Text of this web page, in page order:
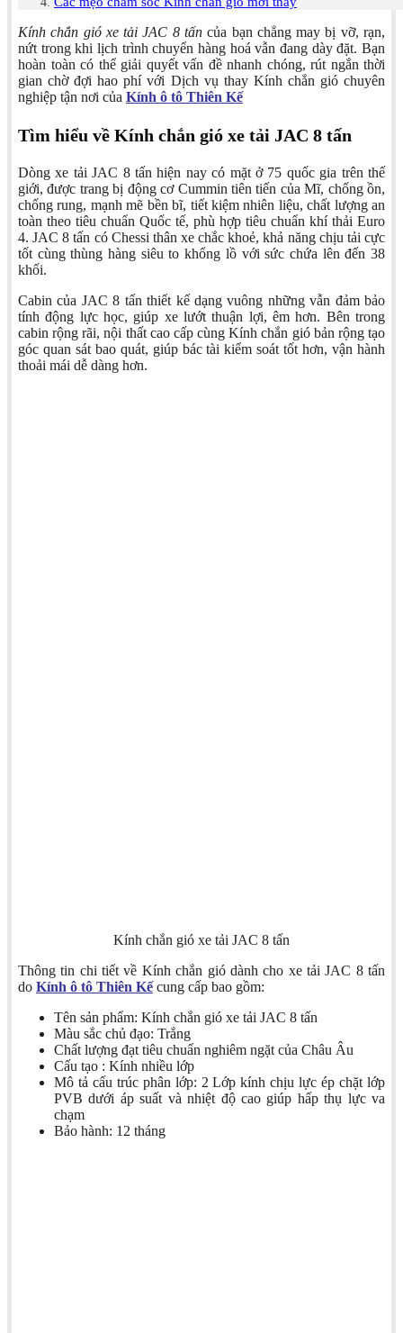
Kính chắn gió xe tải JAC 8 tấn của bạn chẳng may bị vỡ, rạn,
nứt trong khi lịch trình chuyển hàng hoá vẫn đang dày đặt. Bạn
hoàn toàn có thể giải quyết vấn đề nhanh chóng, rút ngắn thời
gian chờ đợi hao phí với Dịch vụ thay Kính chắn gió chuyên
nghiệp tận nơi của Kính ô tô Thiên Kế
Tìm hiểu về Kính chắn gió xe tải JAC 8 tấn
Dòng xe tải JAC 8 tấn hiện nay có mặt ở 75 quốc gia trên thế
giới, được trang bị động cơ Cummin tiên tiến của Mĩ, chống ồn,
chống rung, mạnh mẽ bền bĩ, tiết kiệm nhiên liệu, chất lượng an
toàn theo tiêu chuẩn Quốc tế, phù hợp tiêu chuẩn khí thải Euro
4. JAC 8 tấn có Chessi thân xe chắc khoẻ, khả năng chịu tải cực
tốt cùng thùng hàng siêu to khổng lồ với sức chứa lên đến 38
khối.
Cabin của JAC 8 tấn thiết kế dạng vuông những vẫn đảm bảo
tính động lực học, giúp xe lướt thuận lợi, êm hơn. Bên trong
cabin rộng rãi, nội thất cao cấp cùng Kính chắn gió bản rộng tạo
góc quan sát bao quát, giúp bác tài kiểm soát tốt hơn, vận hành
thoải mái dễ dàng hơn.
Kính chắn gió xe tải JAC 8 tấn
Thông tin chi tiết về Kính chắn gió dành cho xe tải JAC 8 tấn
do Kính ô tô Thiên Kếcung cấp bao gồm:
Tên sản phẩm: Kính chắn gió xe tải JAC 8 tấn
Màu sắc chủ đạo: Trắng
Chất lượng đạt tiêu chuẩn nghiêm ngặt của Châu Âu
Cấu tạo : Kính nhiều lớp
Mô tả cấu trúc phân lớp: 2 Lớp kính chịu lực ép chặt lớp
PVB dưới áp suất và nhiệt độ cao giúp hấp thụ lực va
chạm
Bảo hành: 12 tháng